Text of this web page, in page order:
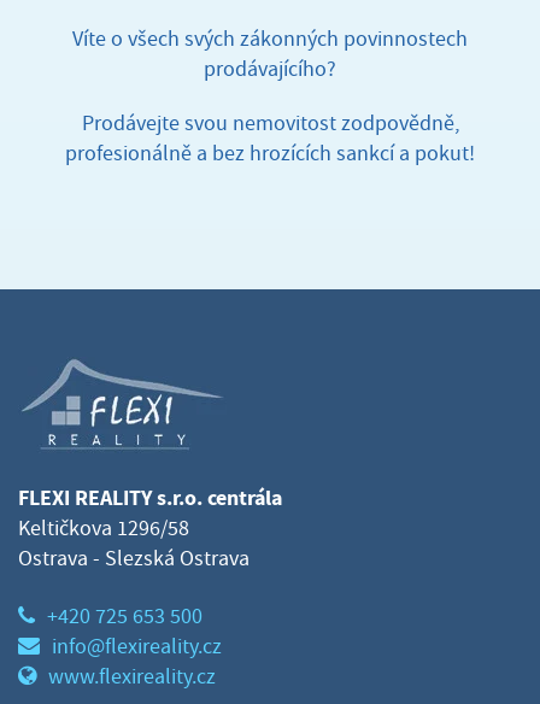
Víte o všech svých zákonných povinnostech
prodávajícího?
Prodávejte svou nemovitost zodpovědně,
profesionálně a bez hrozících sankcí a pokut!
FLEXI REALITY s.r.o. centrála
Keltičkova 1296/58
Ostrava - Slezská Ostrava
+420 725 653 500
info@flexireality.cz
www.flexireality.cz